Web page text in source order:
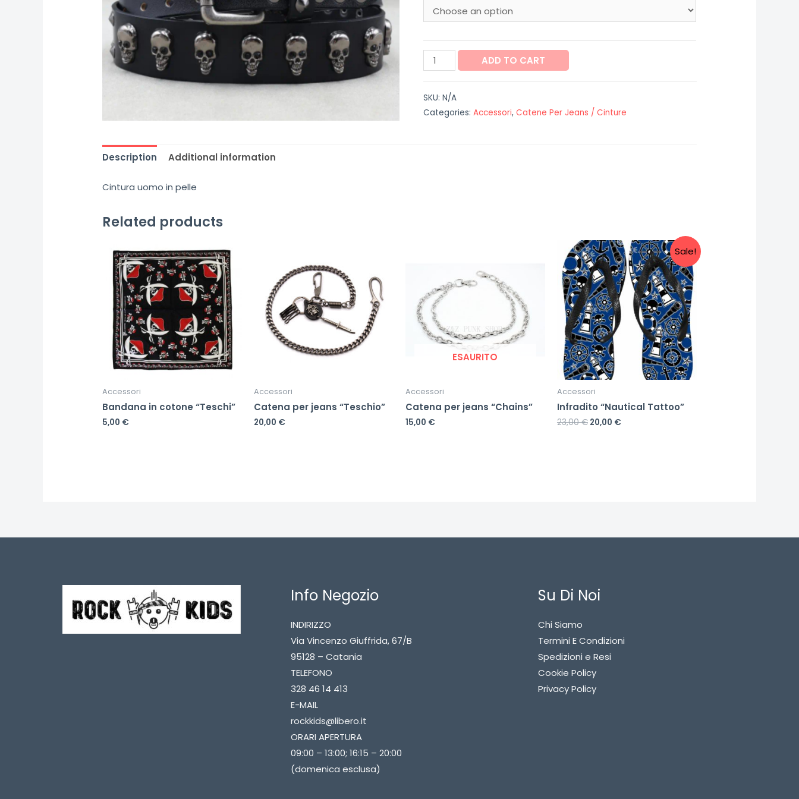
Cintura
uomo
"Teschi"
quantity
ADD TO CART
SKU: N/A
Categories: Accessori, Catene Per Jeans / Cinture
Description Additional information
Cintura uomo in pelle
Related products
Accessori
Bandana in cotone “Teschi”
5,00 €
Accessori
Catena per jeans “Teschio”
20,00 €
ESAURITO
Accessori
Catena per jeans “Chains”
15,00 €
Sale!
Accessori
Infradito “Nautical Tattoo”
23,00€ 20,00 €
Info Negozio
INDIRIZZO
Via Vincenzo Giuffrida, 67/B
95128 – Catania
TELEFONO
328 46 14 413
E-MAIL
rockkids@libero.it
ORARI APERTURA
09:00 – 13:00; 16:15 – 20:00
(domenica esclusa)
Su Di Noi
Chi Siamo
Termini E Condizioni
Spedizioni e Resi
Cookie Policy
Privacy Policy